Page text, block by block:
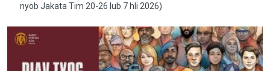
nyob Jakata Tim 20-26 lub 7 hli 2026)